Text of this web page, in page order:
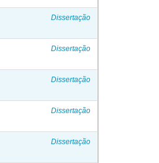
Dissertação
Dissertação
Dissertação
Dissertação
Dissertação